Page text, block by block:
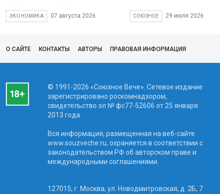
ЭКОНОМИКА 07 августа 2026 СОЮЗНОЕ 29 июля 2026
О САЙТЕ КОНТАКТЫ АВТОРЫ ПРАВОВАЯ ИНФОРМАЦИЯ
© 1991-2026 «Союзное Вече». Сетевое издание
зарегистрировано роскомнадзором,
свидетельство эл № фc77-52606 от 25 января
2013 года.
Вся информация, размещенная на веб-сайте
www.souzveche.ru, охраняется в соответствии с
законодательством РФ об авторском праве и
международными соглашениями.
127015, г. Москва, ул. Новодмитровская, д. 2Б, 7